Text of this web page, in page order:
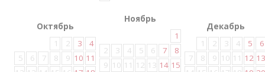
Октябрь
1
2 3
4
5
6 7 8 9 10 11
Ноябрь
1
2
3 4 5 6 7
8
9 10 11 12 13 14 15
Декабрь
1
2 3 4 5
6
7
8 9 10 11 12 13